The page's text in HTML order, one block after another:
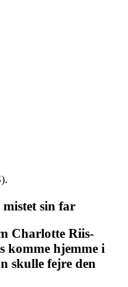
sin far
Charlotte Riis-
komme hjemme i
skulle fejre den